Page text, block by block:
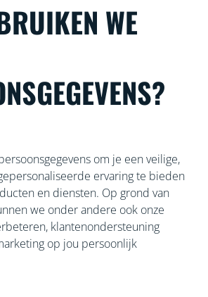
WE
om je een veilige,
ervaring te bieden
en diensten. Op grond van
we onder andere ook onze
klantenondersteuning
op jou persoonlijk